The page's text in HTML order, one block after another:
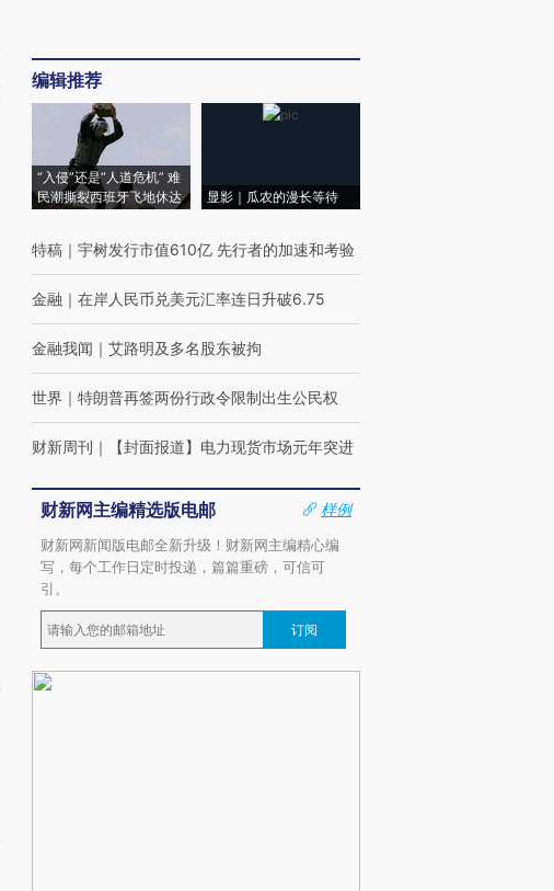
编辑推荐
“入侵”还是“人道危机” 难
民潮撕裂西班牙飞地休达
显影｜瓜农的漫长等待
特稿 ｜ 宇树发行市值610亿 先行者的加速和考验
金融 ｜ 在岸人民币兑美元汇率连日升破6.75
金融我闻 ｜ 艾路明及多名股东被拘
世界 ｜ 特朗普再签两份行政令限制出生公民权
财新周刊 ｜ 【封面报道】电力现货市场元年突进
财新网主编精选版电邮
样例
财新网新闻版电邮全新升级！财新网主编精心编
写，每个工作日定时投递，篇篇重磅，可信可
引。
订阅